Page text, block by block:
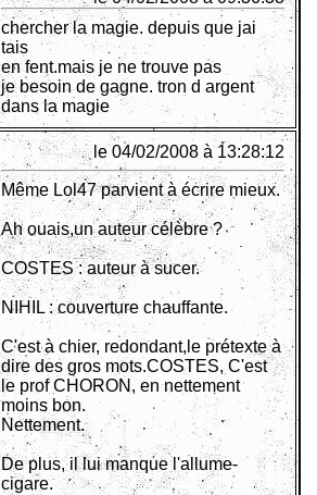
chercher la magie. depuis que jai
tais
en fent.mais je ne trouve pas
je besoin de gagne. tron d argent
dans la magie
le 04/02/2008 à 13:28:12
Même Lol47 parvient à écrire mieux.
Ah ouais,un auteur célèbre ?
COSTES : auteur à sucer.
NIHIL : couverture chauffante.
C'est à chier, redondant,le prétexte à
dire des gros mots.COSTES, C'est
le prof CHORON, en nettement
moins bon.
Nettement.
De plus, il lui manque l'allume-
cigare.